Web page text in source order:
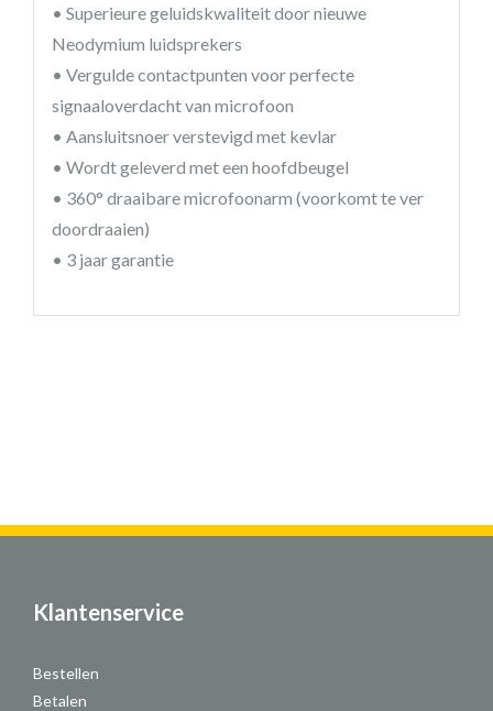
• Superieure geluidskwaliteit door nieuwe
Neodymium luidsprekers
• Vergulde contactpunten voor perfecte
signaaloverdacht van microfoon
• Aansluitsnoer verstevigd met kevlar
• Wordt geleverd met een hoofdbeugel
• 360° draaibare microfoonarm (voorkomt te ver
doordraaien)
• 3 jaar garantie
Klantenservice
Bestellen
Betalen